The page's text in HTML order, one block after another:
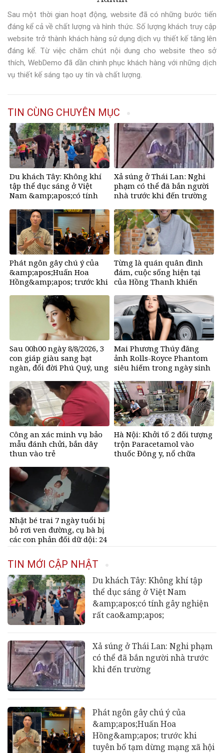
Sau một thời gian hoạt động, website đã có những bước tiến
đáng kể cả về chất lượng và hình thức. Số lượng khách truy cập
website trở thành khách hàng sử dụng dịch vụ thiết kế tăng lên
đáng kể. Từ việc chăm chút nội dung cho website theo sở
thích, WebDemo đã dần chinh phục khách hàng với những dịch
vụ thiết kế sáng tạo uy tín và chất lượng.
TIN CÙNG CHUYÊN MỤC
Du khách Tây: Không khí
tập thể dục sáng ở Việt
Nam &amp;apos;có tính
cao&amp;apos;
Xả súng ở Thái Lan: Nghi
phạm có thể đã bắn người
nhà trước khi đến trường
Phát ngôn gây chú ý của
&amp;apos;Huấn Hoa
Hồng&amp;apos; trước khi
Từng là quán quân đình
đám, cuộc sống hiện tại
của Hồng Thanh khiến
Sau 00h00 ngày 8/8/2026, 3
con giáp giàu sang bạt
ngàn, đổi đời Phú Quý, ung
càng hưng thịnh sung túc
Mai Phương Thúy đăng
ảnh Rolls-Royce Phantom
siêu hiếm trong ngày sinh
thế giới, giá gần 68 tỷ đồng
Công an xác minh vụ bảo
mẫu đánh chửi, bắn dây
thun vào trẻ
Hà Nội: Khởi tố 2 đối tượng
trộn Paracetamol vào
thuốc Đông y, nổ chữa
Nhặt bé trai 7 ngày tuổi bị
bỏ rơi ven đường, cụ bà bị
các con phản đối dữ dội: 24
động
TIN MỚI CẬP NHẬT
Du khách Tây: Không khí tập
thể dục sáng ở Việt Nam
&amp;apos;có tính gây nghiện
rất cao&amp;apos;
Xả súng ở Thái Lan: Nghi phạm
có thể đã bắn người nhà trước
khi đến trường
Phát ngôn gây chú ý của
&amp;apos;Huấn Hoa
Hồng&amp;apos; trước khi
tuyên bố tạm dừng mạng xã hội